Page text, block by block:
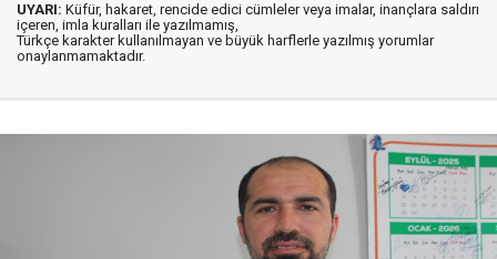
UYARI: Küfür, hakaret, rencide edici cümleler veya imalar, inançlara saldırı
içeren, imla kuralları ile yazılmamış,
Türkçe karakter kullanılmayan ve büyük harflerle yazılmış yorumlar
onaylanmamaktadır.